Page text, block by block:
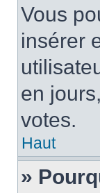
Vous
insérer
en
votes.
Haut
»